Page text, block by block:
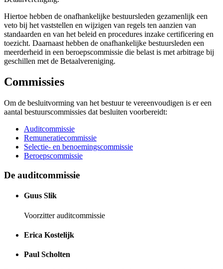
Hiertoe hebben de onafhankelijke bestuursleden gezamenlijk een
veto bij het vaststellen en wijzigen van regels ten aanzien van
standaarden en van het beleid en procedures inzake certificering en
toezicht. Daarnaast hebben de onafhankelijke bestuursleden een
meerderheid in een beroepscommissie die belast is met arbitrage bij
geschillen met de Betaalvereniging.
Commissies
Om de besluitvorming van het bestuur te vereenvoudigen is er een
aantal bestuurscommissies dat besluiten voorbereidt:
Auditcommissie
Remuneratiecommissie
Selectie- en benoemingscommissie
Beroepscommissie
De auditcommissie
Guus Slik
Voorzitter auditcommissie
Erica Kostelijk
Paul Scholten